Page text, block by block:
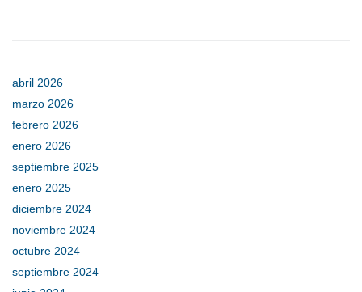
abril 2026
marzo 2026
febrero 2026
enero 2026
septiembre 2025
enero 2025
diciembre 2024
noviembre 2024
octubre 2024
septiembre 2024